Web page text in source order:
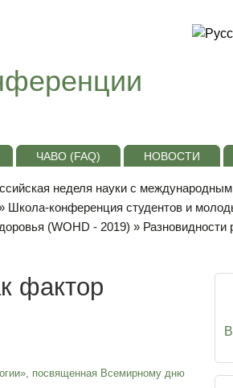
ЧАВО (FAQ) НОВОСТИ
неделя науки с
Школа-конференция студентов и
(WOHD - 2019) » Разновидности
фактор
посвященная Всемирному дню